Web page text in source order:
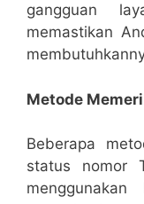
gangguan
memastikan
Metode
Beberapa
status nomor